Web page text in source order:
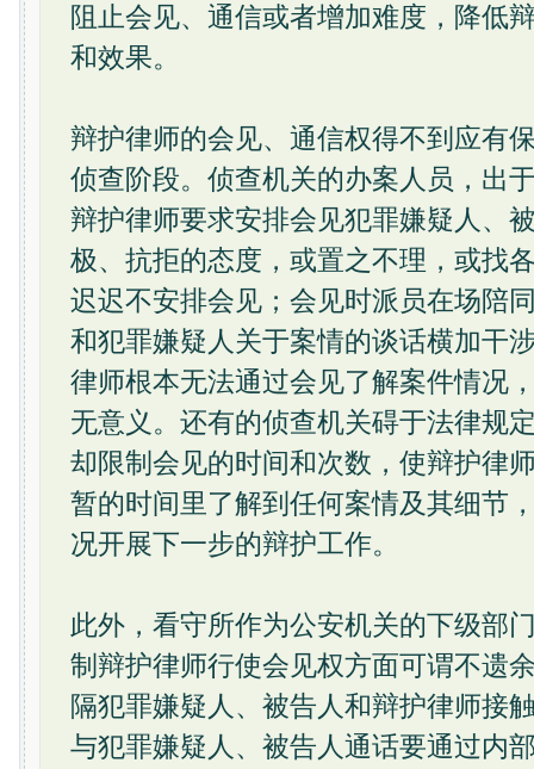
阻止会见、通信或者增加难度，降低
和效果。
辩护律师的会见、通信权得不到应有
侦查阶段。侦查机关的办案人员，出
辩护律师要求安排会见犯罪嫌疑人、
极、抗拒的态度，或置之不理，或找
迟迟不安排会见；会见时派员在场陪
和犯罪嫌疑人关于案情的谈话横加干
律师根本无法通过会见了解案件情况
无意义。还有的侦查机关碍于法律规
却限制会见的时间和次数，使辩护律
暂的时间里了解到任何案情及其细节
况开展下一步的辩护工作。
此外，看守所作为公安机关的下级部
制辩护律师行使会见权方面可谓不遗
隔犯罪嫌疑人、被告人和辩护律师接
与犯罪嫌疑人、被告人通话要通过内